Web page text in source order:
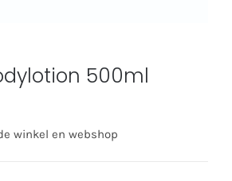
500ml
winkel en webshop